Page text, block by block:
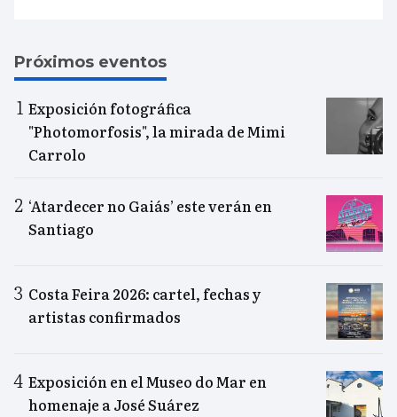
Próximos eventos
Exposición fotográfica
"Photomorfosis", la mirada de Mimi
Carrolo
‘Atardecer no Gaiás’ este verán en
Santiago
Costa Feira 2026: cartel, fechas y
artistas confirmados
Exposición en el Museo do Mar en
homenaje a José Suárez